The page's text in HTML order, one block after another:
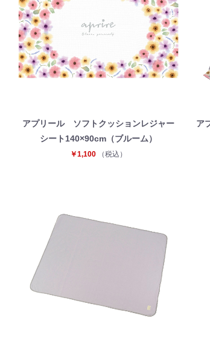
アプリール ソフトクッションレジャー
シート140×90cm（ブルーム）
￥1,100 （税込）
ア
お買い物を続ける